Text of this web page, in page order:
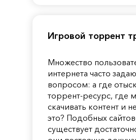
Игровой торрент
Множество
интернета часто
вопросом: а где
торрент-ресурс, где
скачивать контент и
это? Подобных
существует